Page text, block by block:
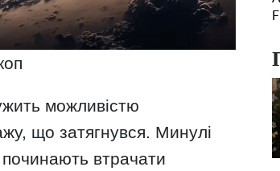
можливістю
що затягнувся. Минулі
починають втрачати